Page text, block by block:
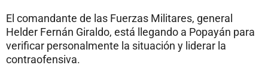
El comandante de las Fuerzas Militares, general
Helder Fernán Giraldo, está llegando a Popayán para
verificar personalmente la situación y liderar la
contraofensiva.